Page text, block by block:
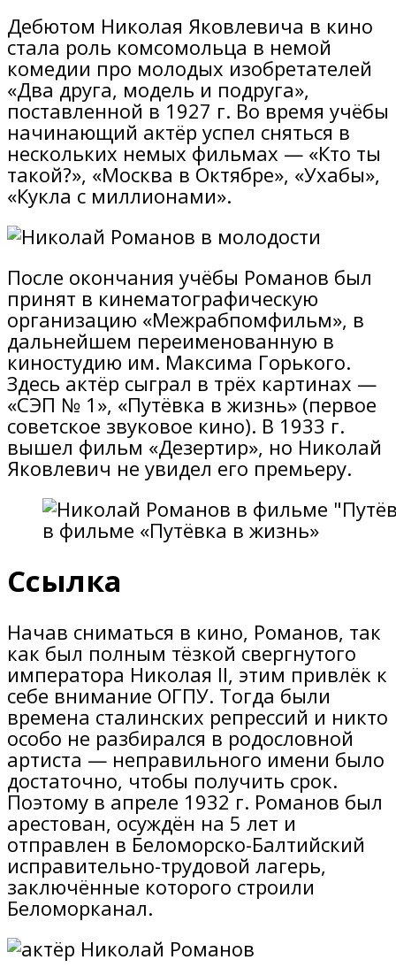
Дебютом Николая Яковлевича в кино
стала роль комсомольца в немой
комедии про молодых изобретателей
«Два друга, модель и подруга»,
поставленной в 1927 г. Во время учёбы
начинающий актёр успел сняться в
нескольких немых фильмах — «Кто ты
такой?», «Москва в Октябре», «Ухабы»,
«Кукла с миллионами».
После окончания учёбы Романов был
принят в кинематографическую
организацию «Межрабпомфильм», в
дальнейшем переименованную в
киностудию им. Максима Горького.
Здесь актёр сыграл в трёх картинах —
«СЭП № 1», «Путёвка в жизнь» (первое
советское звуковое кино). В 1933 г.
вышел фильм «Дезертир», но Николай
Яковлевич не увидел его премьеру.
в фильме «Путёвка в жизнь»
Ссылка
Начав сниматься в кино, Романов, так
как был полным тёзкой свергнутого
императора Николая II, этим привлёк к
себе внимание ОГПУ. Тогда были
времена сталинских репрессий и никто
особо не разбирался в родословной
артиста — неправильного имени было
достаточно, чтобы получить срок.
Поэтому в апреле 1932 г. Романов был
арестован, осуждён на 5 лет и
отправлен в Беломорско-Балтийский
исправительно-трудовой лагерь,
заключённые которого строили
Беломорканал.